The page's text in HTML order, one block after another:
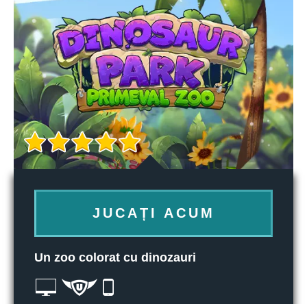
JUCAȚI ACUM
Un zoo colorat cu dinozauri